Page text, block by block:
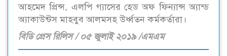
আহমেদ প্রিন্স, এলপি গ্যাসের হেড অফ ফিন্যান্স অ্যান্ড
অ্যাকাউন্টস মাহবুব আলমসহ উর্ধ্বতন কর্মকর্তারা।
বিডি প্রেস রিলিস / ০৫ জুলাই ২০১৯ /এমএম